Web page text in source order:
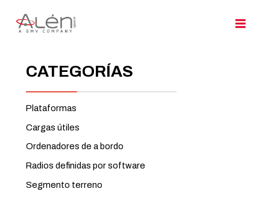
contenido
CATEGORÍAS
Plataformas
Cargas útiles
Ordenadores de a bordo
Radios definidas por software
Segmento terreno